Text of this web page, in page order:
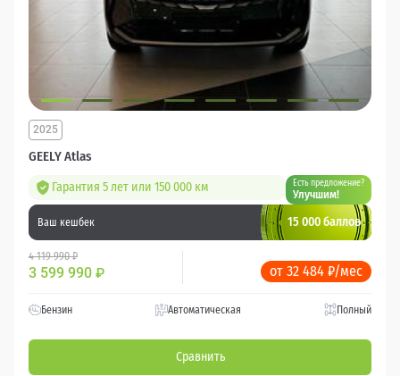
GEELY Atlas
2025
Гарантия 5 лет или 150 000 км Есть предложение?
Улучшим!
Ваш кешбек 15 000 баллов
4 119 990 ₽
3 599 990 ₽ от 32 484 ₽/мес
Бензин Автоматическая Полный
Сравнить